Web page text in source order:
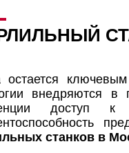
остается
внедряются в
доступ к
станков в